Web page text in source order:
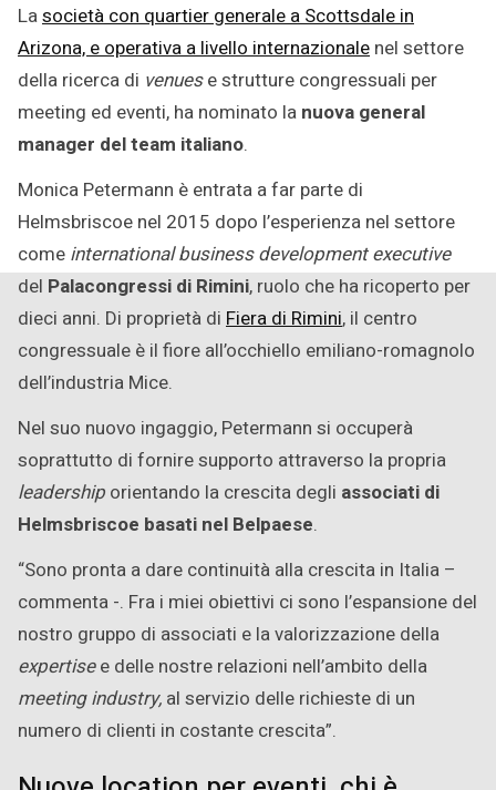
Lasocietà con quartier generale a Scottsdale in
Arizona, e operativa a livello internazionale nel settore
della ricerca di venuese strutture congressuali per
meeting ed eventi, ha nominato la nuova general
manager del team italiano.
Monica Petermann è entrata a far parte di
Helmsbriscoe nel 2015 dopo l’esperienza nel settore
come international business development executive
del Palacongressi di Rimini, ruolo che ha ricoperto per
dieci anni. Di proprietà di Fiera di Rimini, il centro
congressuale è il fiore all’occhiello emiliano-romagnolo
dell’industria Mice.
Nel suo nuovo ingaggio, Petermann si occuperà
soprattutto di fornire supporto attraverso la propria
leadership orientando la crescita degli associati di
Helmsbriscoe basati nel Belpaese.
“Sono pronta a dare continuità alla crescita in Italia –
commenta -. Fra i miei obiettivi ci sono l’espansione del
nostro gruppo di associati e la valorizzazione della
expertisee delle nostre relazioni nell’ambito della
meeting industry, al servizio delle richieste di un
numero di clienti in costante crescita”.